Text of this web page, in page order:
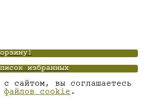
избранных
с сайтом, вы соглашаетесь
файлов cookie.